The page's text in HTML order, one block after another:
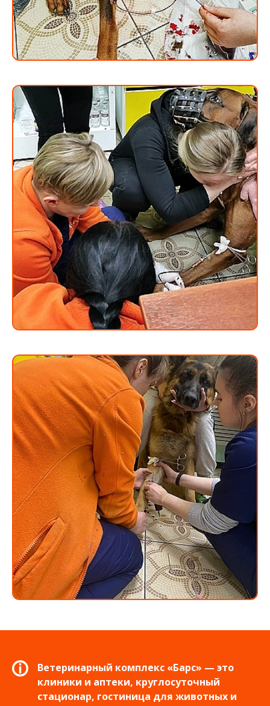
Ветеринарный комплекс «Барс» — это
клиники и аптеки, круглосуточный
стационар, гостиница для животных и